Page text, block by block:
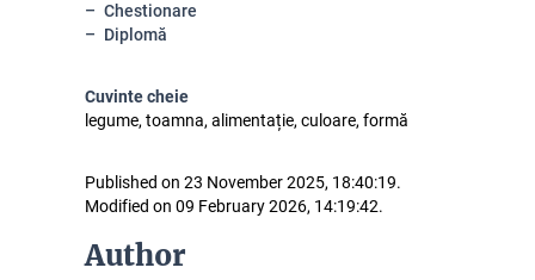
Chestionare
Diplomă
Cuvinte cheie
legume, toamna, alimentație, culoare, formă
Published on 23 November 2025, 18:40:19.
Modified on 09 February 2026, 14:19:42.
Author